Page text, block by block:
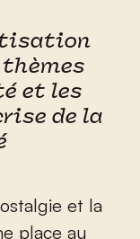
et les
de la
et la
place au